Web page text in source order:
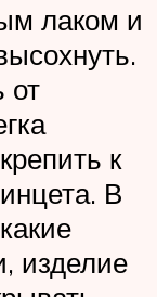
лаком и
от
к
В
изделие